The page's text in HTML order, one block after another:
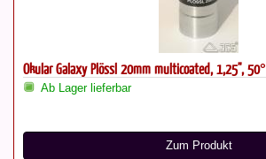
Okular Galaxy Plössl 20mm multicoated, 1,25", 50°
Ab Lager lieferbar
Zum Produkt